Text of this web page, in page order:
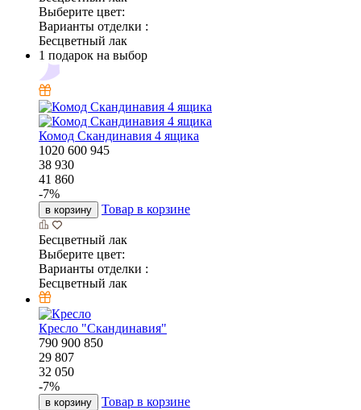
Выберите цвет:
Варианты отделки :
Бесцветный лак
1 подарок на выбор
Комод Скандинавия 4 ящика
1020 600 945
38 930
41 860
-7%
в корзину Товар в корзине
Бесцветный лак
Выберите цвет:
Варианты отделки :
Бесцветный лак
Кресло "Скандинавия"
790 900 850
29 807
32 050
-7%
в корзину Товар в корзине